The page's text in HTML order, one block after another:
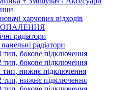
харчових відходів
ОПАЛЕННЯ
радіатори
радіатори
тип, бокове підключення
тип, бокове підключення
тип, нижнє підключення
тип, нижнє підключення